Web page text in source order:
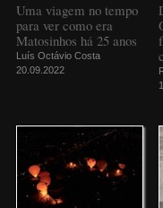
Uma viagem no tempo
para ver como era
Matosinhos há 25 anos
Luís Octávio Costa
20.09.2022